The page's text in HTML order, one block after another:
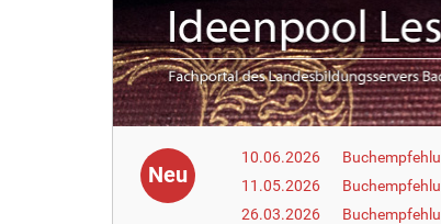
e
:
Neu
10.06.2026
11.05.2026
26.03.2026